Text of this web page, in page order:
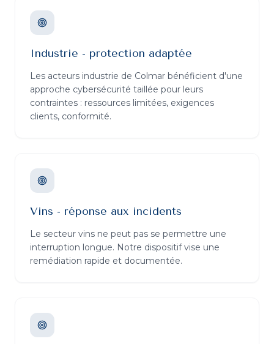
Industrie - protection adaptée
Les acteurs industrie de Colmar bénéficient d'une
approche cybersécurité taillée pour leurs
contraintes : ressources limitées, exigences
clients, conformité.
Vins - réponse aux incidents
Le secteur vins ne peut pas se permettre une
interruption longue. Notre dispositif vise une
remédiation rapide et documentée.